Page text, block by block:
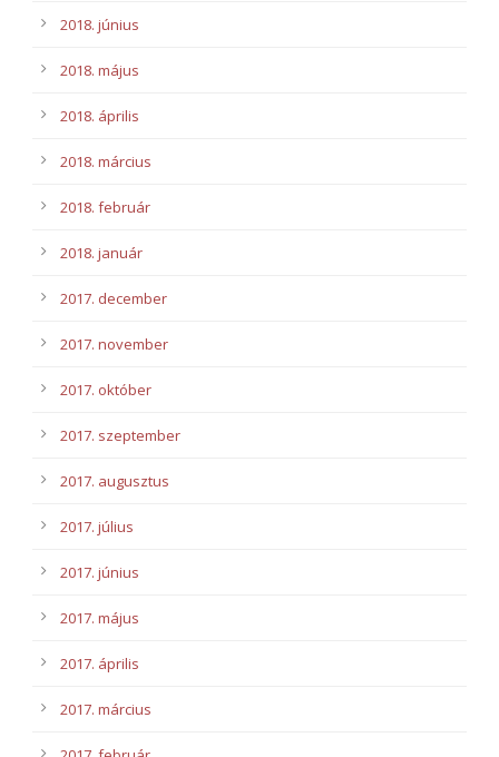
2018. június
2018. május
2018. április
2018. március
2018. február
2018. január
2017. december
2017. november
2017. október
2017. szeptember
2017. augusztus
2017. július
2017. június
2017. május
2017. április
2017. március